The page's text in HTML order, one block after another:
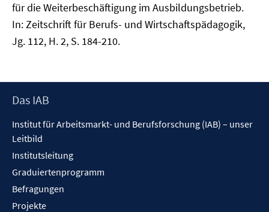
für die Weiterbeschäftigung im Ausbildungsbetrieb.
In: Zeitschrift für Berufs- und Wirtschaftspädagogik,
Jg. 112, H. 2, S. 184-210.
Footer
Das IAB
Institut für Arbeitsmarkt- und Berufsforschung (IAB) – unser
Leitbild
Institutsleitung
Graduiertenprogramm
Befragungen
Projekte